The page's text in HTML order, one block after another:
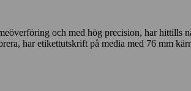
och med hög precision, har hittills
har etikettutskrift på media med 76 mm